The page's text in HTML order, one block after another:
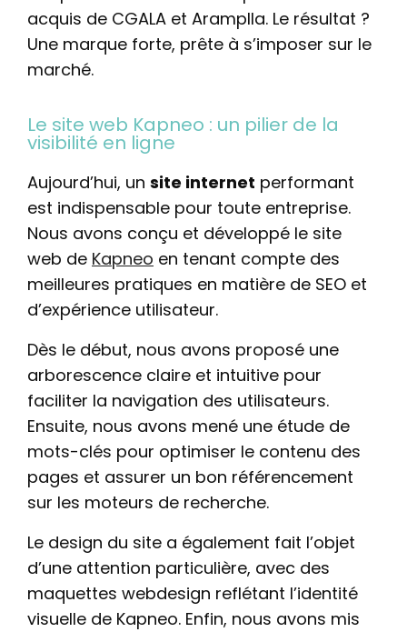
acquis de CGALA et Aramplla. Le résultat ?
Une marque forte, prête à s’imposer sur le
marché.
Le site web Kapneo : un pilier de la
visibilité en ligne
Aujourd’hui, un site internet performant
est indispensable pour toute entreprise.
Nous avons conçu et développé le site
web de Kapneo en tenant compte des
meilleures pratiques en matière de SEO et
d’expérience utilisateur.
Dès le début, nous avons proposé une
arborescence claire et intuitive pour
faciliter la navigation des utilisateurs.
Ensuite, nous avons mené une étude de
mots-clés pour optimiser le contenu des
pages et assurer un bon référencement
sur les moteurs de recherche.
Le design du site a également fait l’objet
d’une attention particulière, avec des
maquettes webdesign reflétant l’identité
visuelle de Kapneo. Enfin, nous avons mis